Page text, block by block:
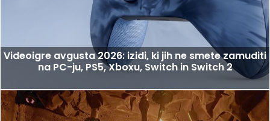
Videoigre avgusta 2026: izidi, ki jih ne smete zamuditi
na PC-ju, PS5, Xboxu, Switch in Switch 2